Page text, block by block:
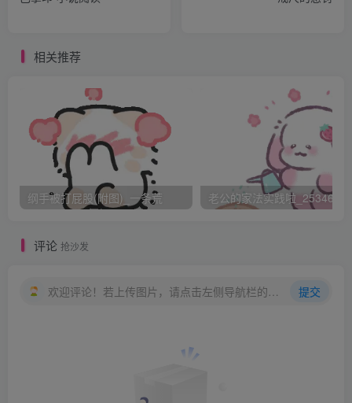
戏虐。惠贵妃就喜欢掐弄晴儿的那张屁股，说它不但大而
的，掐也掐不动；而晴儿每每被她弄羞弄疼了，也会在
时候就会说：“说我的屁
股大，经得住掐，那娘娘的屁股就该更经得住掐了，娘
娘您难道不曾照过镜子瞧过自己的屁股吗？我估计要有我的
两个大呢！而且肉还特别的
白特别的嫩，我估计每次皇上老爷子不枕着您的大屁股
泛红…… /
能来保护呢？
相关推荐
纲手被打屁股(附图)_一条荒 老公的家法实践啦
评论 抢沙发
欢迎评论！若上传图片，请点击左侧导航栏的图床工具，获取图片链接。 提交